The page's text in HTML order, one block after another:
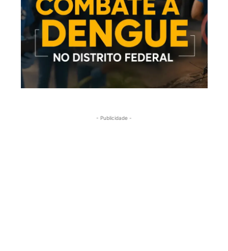
- Publicidade -